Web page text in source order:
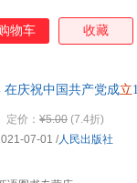
物车 收藏
在庆祝中国共产党成立
定价： ¥5.00 (7.4折)
07-01 /人民出版社